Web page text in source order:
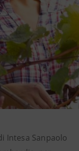
Intesa Sanpaolo